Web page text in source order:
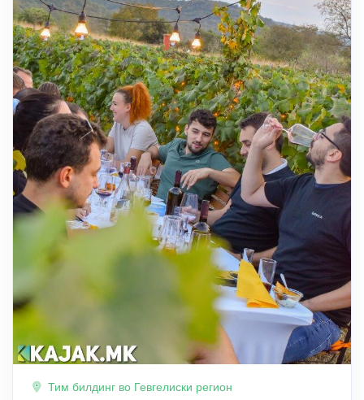
Тим билдинг во Гевгелиски регион